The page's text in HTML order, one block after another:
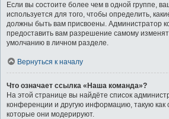
Если вы состоите более чем в одной группе,
используется для того, чтобы определить,
должны быть вам присвоены. Администратор
предоставить вам разрешение самому
умолчанию в личном разделе.
Вернуться к началу
Что означает ссылка «Наша команда»?
На этой странице вы найдёте список
конференции и другую информацию, такую как
которые они модерируют.